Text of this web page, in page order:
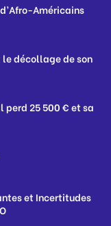
Américains
décollage de son
perd 25 500 € et sa
et Incertitudes